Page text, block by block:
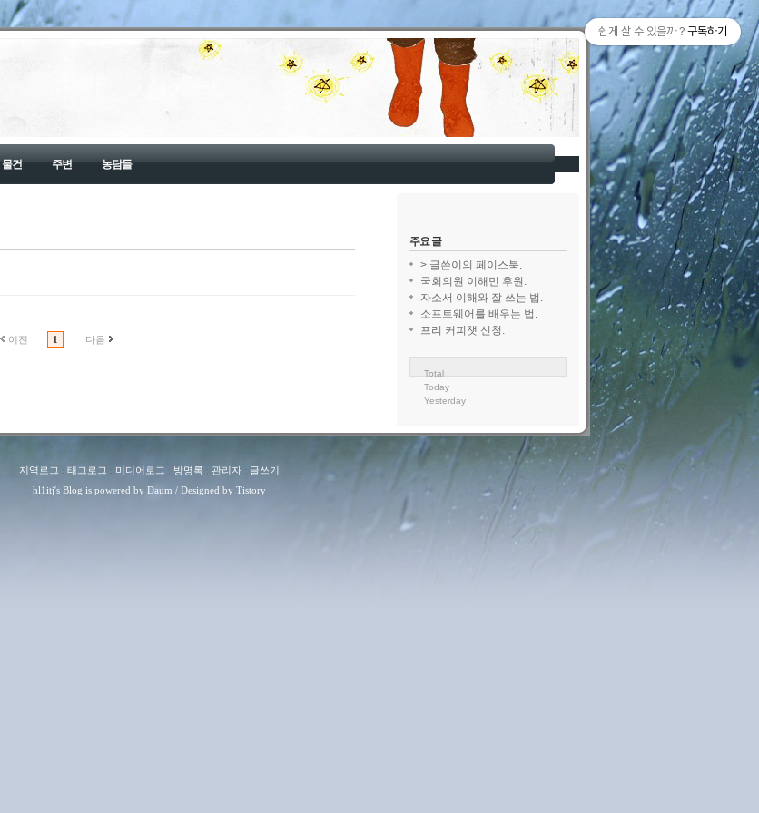
물건 주변 농담들
이전 1 다음
주요 글
> 글쓴이의 페이스북.
국회의원 이해민 후원.
자소서 이해와 잘 쓰는 법.
소프트웨어를 배우는 법.
프리 커피챗 신청.
Total
Today
Yesterday
지역로그 : 태그로그 : 미디어로그 : 방명록 : 관리자: 글쓰기
hl1itj's Blog is powered by Daum / Designed by Tistory
쉽게 살 수 있을까 ? 구독하기